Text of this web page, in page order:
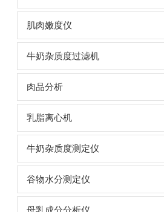
肌肉嫩度仪
牛奶杂质度过滤机
肉品分析
乳脂离心机
牛奶杂质度测定仪
谷物水分测定仪